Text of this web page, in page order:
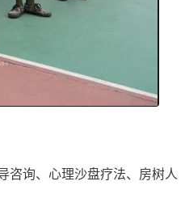
咨询、心理沙盘疗法、房树人